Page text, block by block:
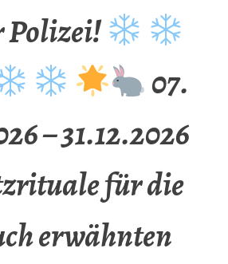
Polizei!
07.
– 31.12.2026
für die
erwähnten